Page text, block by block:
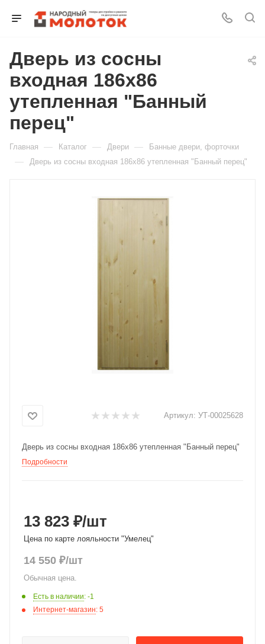
Дверь из сосны
входная 186х86
утепленная "Банный
перец"
Главная — Каталог — Двери — Банные двери, форточки
— Дверь из сосны входная 186х86 утепленная "Банный перец"
Артикул: УТ-00025628
Дверь из сосны входная 186х86 утепленная "Банный перец"
Подробности
13 823 ₽/шт
Цена по карте лояльности "Умелец"
14 550 ₽/шт
Обычная цена.
Есть в наличии: -1
Интернет-магазин: 5
Для клиентов всех банков
Разбейте
оплатуна части
без переплат
Добавляйте товары
Оплачивайте сегодня только
% картой любого банка
Оставшиеся75 % будут
списываться
Подробнее
об оплате Плайтом
раз в 2
plait.ru